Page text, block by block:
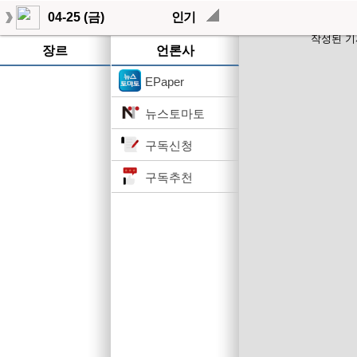
04-25 (금) 인기
장르 언론사
EPaper
뉴스토마토
구독신청
구독추천
작성된